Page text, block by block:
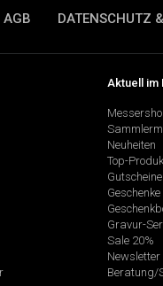
AGB DATENSCHUTZ
Aktuell im
Neuheiten
Top-
Gutscheine
Geschenke
Gravur-
Sale 20%
Newsletter
Beratung/